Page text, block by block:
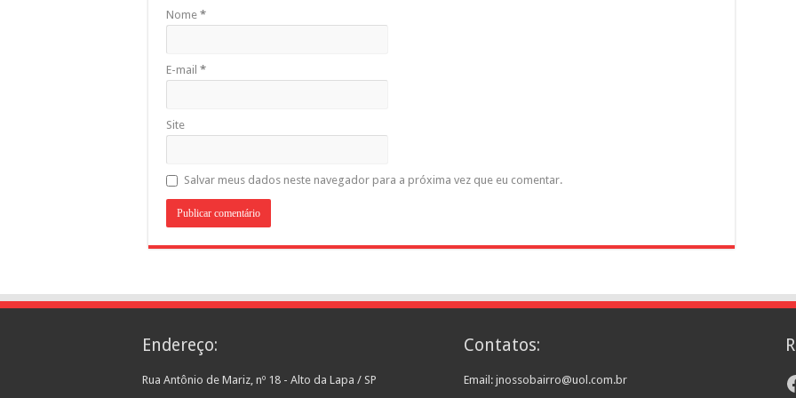
Nome *
E-mail *
Site
Salvar meus dados neste navegador para a próxima vez que eu comentar.
Endereço:
Rua Antônio de Mariz, nº 18 - Alto da Lapa / SP
Contatos:
Email: jnossobairro@uol.com.br